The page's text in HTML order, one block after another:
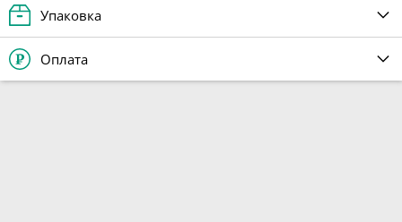
Упаковка
Оплата